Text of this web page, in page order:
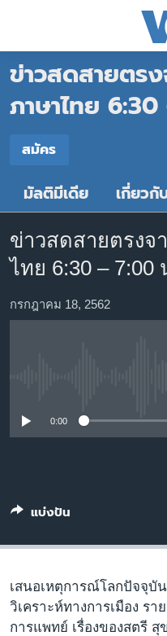
ต่อ
ไป
หลัก
หน้า
หลัก
ข้าม
ไป
การ
หน้าหลัก
โลก
เอเชีย
ไทย
ธุรกิจ
วิทยาศาสตร์
ไลฟ์สไตล์
ข่าวสดสายตรง
ภาษาไทย
สมัคร
สมัคร
มัลติมีเดีย เกี่ยวกั
ข่าวสดสายตรงจ
ไทย 6:30 – 7:00
กรกฎาคม 18, 2562
0:00
แบ่งปัน
เสนอเหตุการณ์โลกปัจจุบั
วิเคราะห์ทางการเมือง ร
การแพทย์ เรื่องของสตรี